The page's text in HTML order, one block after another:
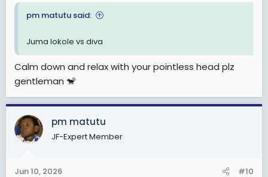
pm matutu said:
Juma lokole vs diva
Calm down and relax with your pointless head plz
gentleman 🐒
pm matutu
JF-Expert Member
Jun 10, 2026 #10